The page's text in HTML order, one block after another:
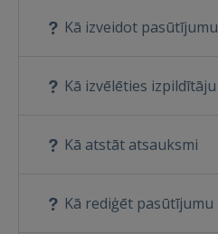
Kā izveidot pasūtījumu
Kā izvēlēties izpildītāju
Kā atstāt atsauksmi
Kā rediģēt pasūtījumu